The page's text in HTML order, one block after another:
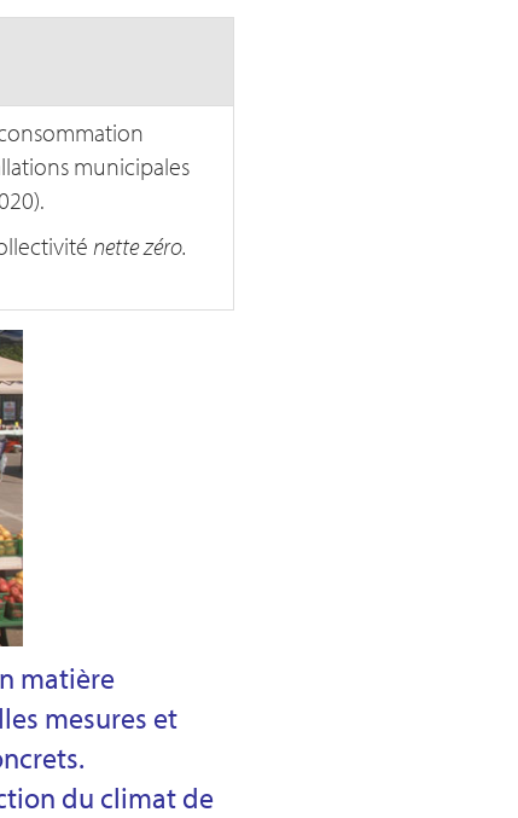
municipales
nette zéro.
matière
mesures et
du climat de